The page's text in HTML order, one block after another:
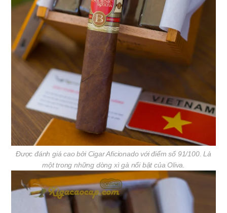
Được đánh giá cao bởi Cigar Aficionado với điểm số 91/100. Là
một trong những dòng xì gà nổi bật của Oliva.